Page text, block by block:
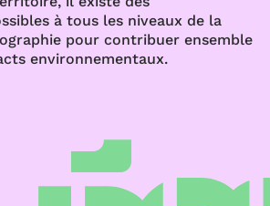
à tous les niveaux de la
pour contribuer ensemble
environnementaux.